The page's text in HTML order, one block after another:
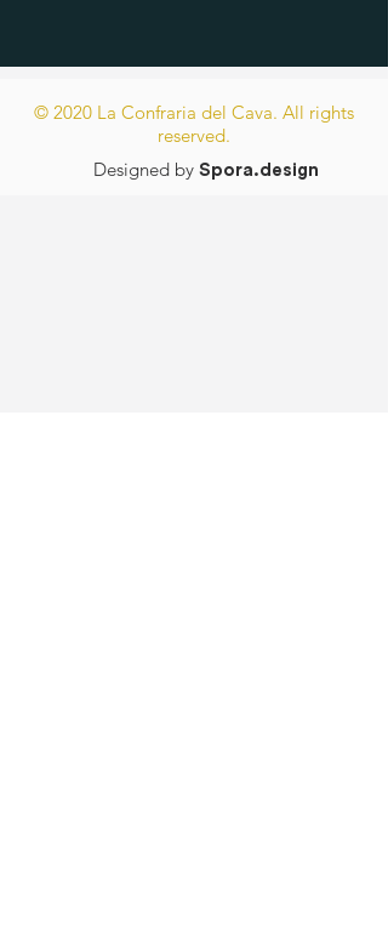
© 2020 La Confraria del Cava. All rights
reserved.
Designed by Spora.design